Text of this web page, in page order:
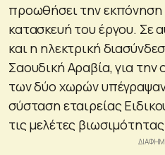
προωθήσει την εκπόνηση
κατασκευή του έργου. Σε
και η ηλεκτρική
Σαουδική Αραβία, για την
των δύο χωρών
σύσταση εταιρείας
τις μελέτες